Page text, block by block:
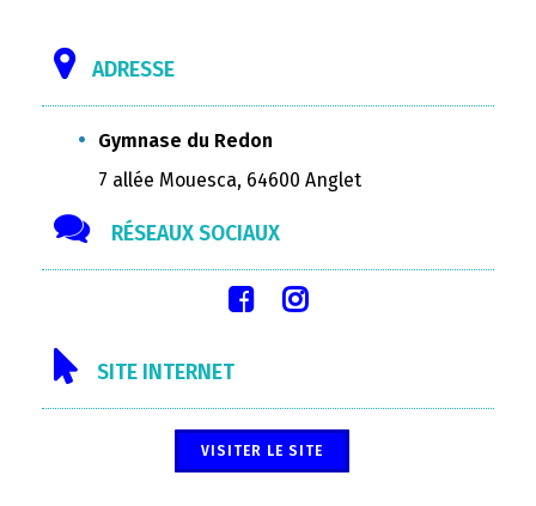
ADRESSE
Gymnase du Redon
7 allée Mouesca, 64600 Anglet
RÉSEAUX SOCIAUX
SITE INTERNET
VISITER LE SITE